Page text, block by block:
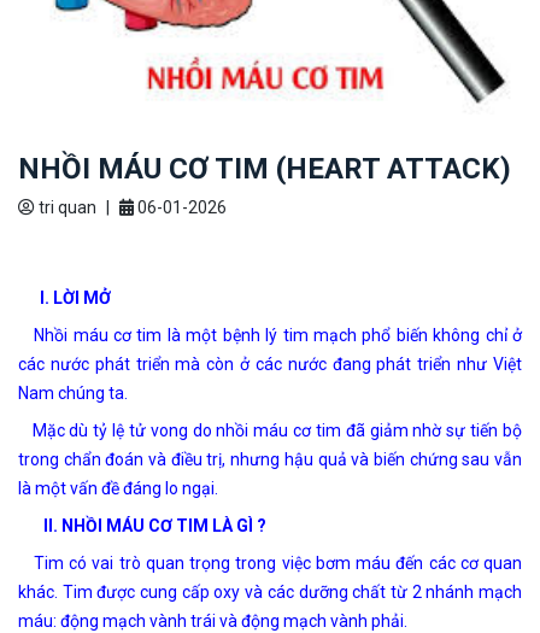
NHỒI MÁU CƠ TIM (HEART ATTACK)
tri quan 06-01-2026
I. LỜI MỞ
Nhồi máu cơ tim là một bệnh lý tim mạch phổ biến không chỉ ở
các nước phát triển mà còn ở các nước đang phát triển như Việt
Nam chúng ta.
Mặc dù tỷ lệ tử vong do nhồi máu cơ tim đã giảm nhờ sự tiến bộ
trong chẩn đoán và điều trị, nhưng hậu quả và biến chứng sau vẫn
là một vấn đề đáng lo ngại.
II. NHỒI MÁU CƠ TIM LÀ GÌ ?
Tim có vai trò quan trọng trong việc bơm máu đến các cơ quan
khác. Tim được cung cấp oxy và các dưỡng chất từ 2 nhánh mạch
máu: động mạch vành trái và động mạch vành phải.